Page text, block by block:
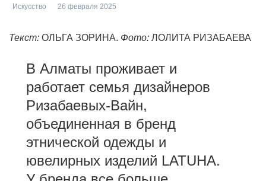
Искусство 26 февраля 2025
Текст: ОЛЬГА ЗОРИНА. Фото: ЛОЛИТА РИЗАБАЕВА
В Алматы проживает и
работает семья дизайнеров
Ризабаевых-Вайн,
объединенная в бренд
этнической одежды и
ювелирных изделий LATUHA.